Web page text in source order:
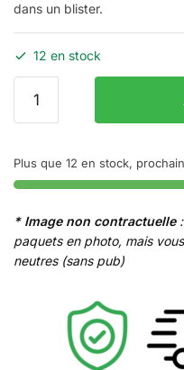
dans un blister.
12 en stock
Cartouche
Orange
Plus que 12 en stock,
* Image non contractuelle:
paquets en photo, mais
neutres (sans pub)